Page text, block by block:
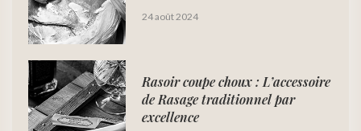
24 août 2024
Rasoir coupe choux : L’accessoire
de Rasage traditionnel par
excellence